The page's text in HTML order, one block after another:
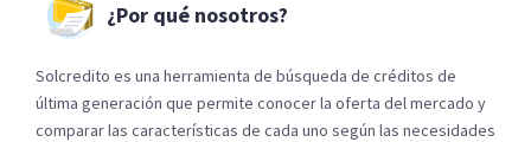
¿Por qué nosotros?
Solcredito es una herramienta de búsqueda de créditos de
última generación que permite conocer la oferta del mercado y
comparar las características de cada uno según las necesidades